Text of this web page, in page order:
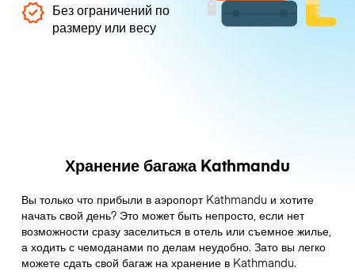
Без ограничений по
размеру или весу
Хранение багажа Kathmandu
Вы только что прибыли в аэропорт Kathmandu и хотите
начать свой день? Это может быть непросто, если нет
возможности сразу заселиться в отель или съемное жилье,
а ходить с чемоданами по делам неудобно. Зато вы легко
можете сдать свой багаж на хранение в Kathmandu.